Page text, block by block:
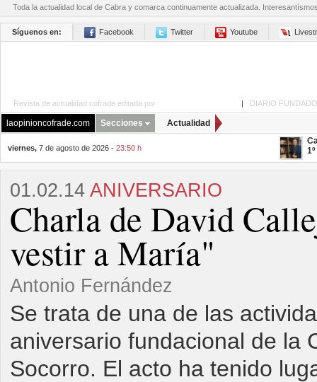
Toda la actualidad local de Cabra y comarca continuamente actualizada.
Síguenos en: Facebook Twitter Youtube
Revista de actualidad cofrade editada por | DIARIO
laopinioncofrade.com Secciones Actualidad
viernes, 7 de agosto de 2026 - 23:50 h
01.02.14 ANIVERSARIO
Charla de David
vestir a María"
Antonio Fernández
Se trata de una de las
aniversario fundacional de la
Socorro. El acto ha tenido